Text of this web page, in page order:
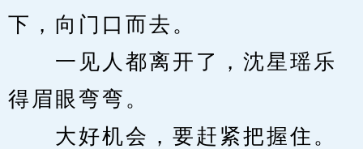
下，向门口而去。
一见人都离开了，沈星瑶乐
得眉眼弯弯。
大好机会，要赶紧把握住。